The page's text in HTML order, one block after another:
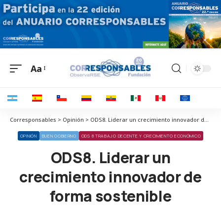
Aa
Corresponsables > Opinión > ODS8. Liderar un crecimiento innovador de forma sostenible
OPINIÓN BUEN GOBIERNO ODS 8 TRABAJO DECENTE Y CRECIMIENTO ECONÓMICO
ODS8. Liderar un
crecimiento innovador de
forma sostenible